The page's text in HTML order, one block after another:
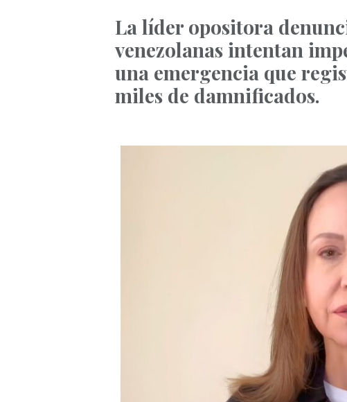
La líder opositora
venezolanas intentan
una emergencia que
miles de damnificados.